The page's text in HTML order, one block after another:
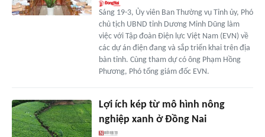
Sáng 19-3, Ủy viên Ban Thường vụ Tỉnh ủy, Phó
chủ tịch UBND tỉnh Dương Minh Dũng làm
việc với Tập đoàn Điện lực Việt Nam (EVN) về
các dự án điện đang và sắp triển khai trên địa
bàn tỉnh. Cùng tham dự có ông Phạm Hồng
Phương, Phó tổng giám đốc EVN.
Lợi ích kép từ mô hình nông
nghiệp xanh ở Đồng Nai